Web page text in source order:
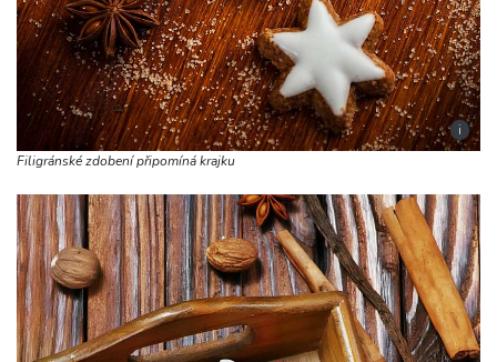
i
Filigránské zdobení připomíná krajku